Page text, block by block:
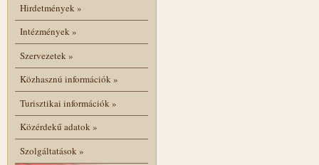
Hirdetmények»
Intézmények»
Szervezetek»
Közhasznú információk»
Turisztikai információk»
Közérdekű adatok»
Szolgáltatások»